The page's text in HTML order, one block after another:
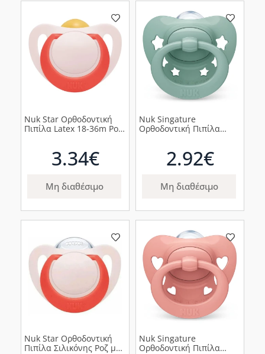
Nuk Star Ορθοδοντική
Πιπίλα Latex 18-36m Ροζ,
3.34€
Μη διαθέσιμο
Nuk Singature
Ορθοδοντική Πιπίλα
2.92€
Μη διαθέσιμο
Nuk Star Ορθοδοντική
Πιπίλα Σιλικόνης Ροζ με
Nuk Singature
Ορθοδοντική Πιπίλα